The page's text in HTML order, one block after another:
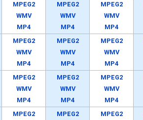
MPEG2
WMV
MP4
MPEG2
WMV
MP4
MPEG2
WMV
MP4
MPEG2
WMV
MP4
MPEG2
WMV
MP4
MPEG2
WMV
MP4
MPEG2
WMV
MP4
MPEG2
WMV
MP4
MPEG2
WMV
MP4
MPEG2
MPEG2
MPEG2